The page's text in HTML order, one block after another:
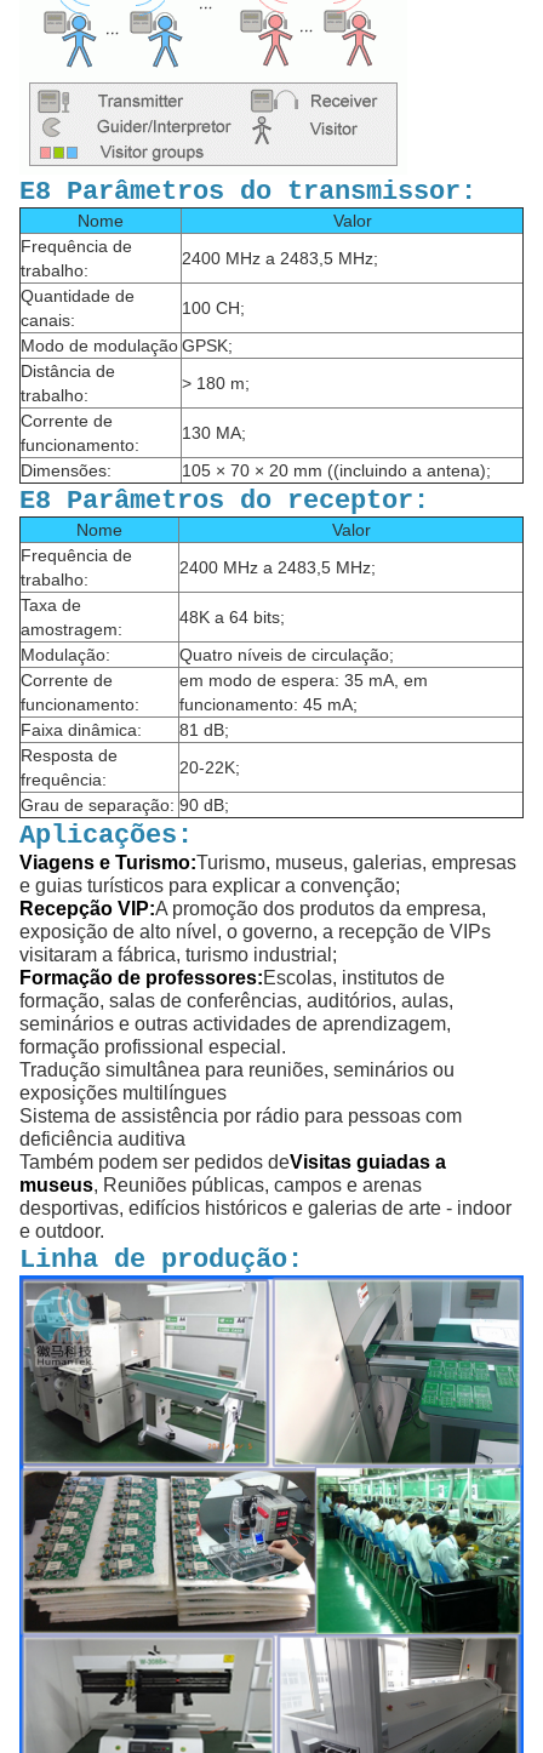
E8 Parâmetros do transmissor:
Nome
Valor
Frequência de
trabalho:
2400 MHz a 2483,5 MHz;
Quantidade de
canais:
100 CH;
Modo de modulaçãoGPSK;
Distância de
trabalho:
> 180 m;
Corrente de
funcionamento:
130 MA;
Dimensões:
105 × 70 × 20 mm ((incluindo a antena);
E8 Parâmetros do receptor:
Nome
Valor
Frequência de
trabalho:
2400 MHz a 2483,5 MHz;
Taxa de
amostragem:
48K a 64 bits;
Modulação:
Quatro níveis de circulação;
Corrente de
funcionamento:
em modo de espera: 35 mA, em
funcionamento: 45 mA;
Faixa dinâmica:
81 dB;
Resposta de
frequência:
20-22K;
Grau de separação: 90 dB;
Aplicações:
Viagens e Turismo:Turismo, museus, galerias, empresas
e guias turísticos para explicar a convenção;
Recepção VIP:A promoção dos produtos da empresa,
exposição de alto nível, o governo, a recepção de VIPs
visitaram a fábrica, turismo industrial;
Formação de professores:Escolas, institutos de
formação, salas de conferências, auditórios, aulas,
seminários e outras actividades de aprendizagem,
formação profissional especial.
Tradução simultânea para reuniões, seminários ou
exposições multilíngues
Sistema de assistência por rádio para pessoas com
deficiência auditiva
Também podem ser pedidos deVisitas guiadas a
museus, Reuniões públicas, campos e arenas
desportivas, edifícios históricos e galerias de arte - indoor
e outdoor.
Linha de produção: